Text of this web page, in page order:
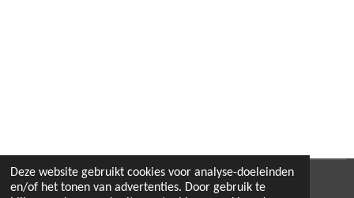
Deze website gebruikt cookies voor analyse-doeleinden
en/of het tonen van advertenties. Door gebruik te
© 2022 - 2026 B.By-Joyas